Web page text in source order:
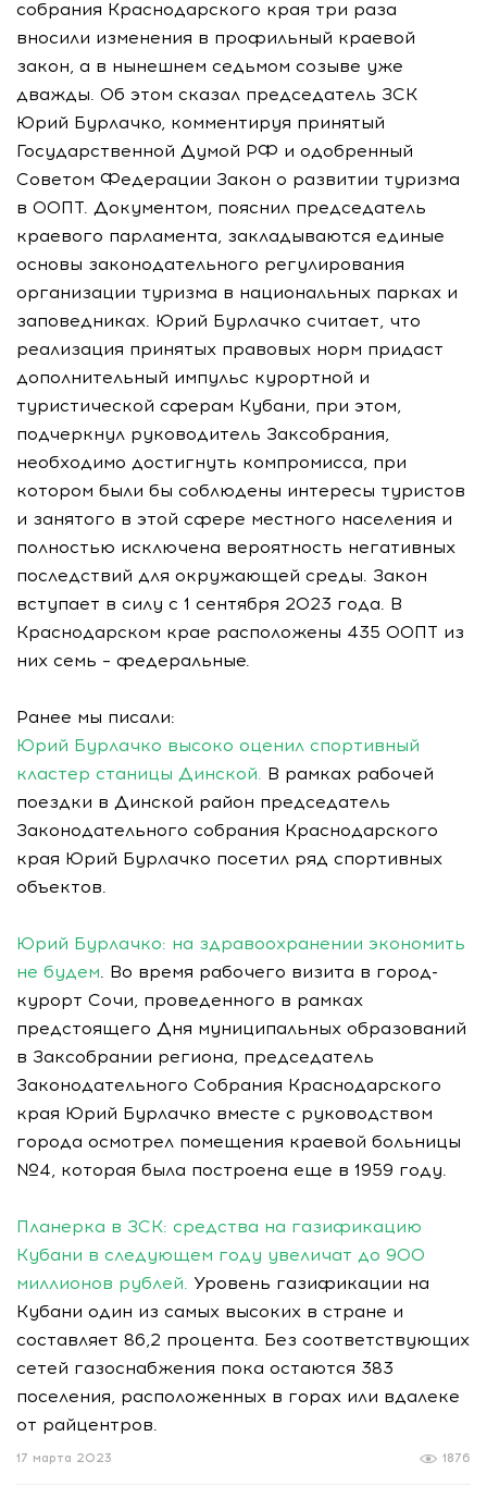
собрания Краснодарского края три раза
вносили изменения в профильный краевой
закон, а в нынешнем седьмом созыве уже
дважды. Об этом сказал председатель ЗСК
Юрий Бурлачко, комментируя принятый
Государственной Думой РФ и одобренный
Советом Федерации Закон о развитии туризма
в ООПТ. Документом, пояснил председатель
краевого парламента, закладываются единые
основы законодательного регулирования
организации туризма в национальных парках и
заповедниках. Юрий Бурлачко считает, что
реализация принятых правовых норм придаст
дополнительный импульс курортной и
туристической сферам Кубани, при этом,
подчеркнул руководитель Заксобрания,
необходимо достигнуть компромисса, при
котором были бы соблюдены интересы туристов
и занятого в этой сфере местного населения и
полностью исключена вероятность негативных
последствий для окружающей среды. Закон
вступает в силу с 1 сентября 2023 года. В
Краснодарском крае расположены 435 ООПТ из
них семь – федеральные.
Ранее мы писали:
Юрий Бурлачко высоко оценил спортивный
кластер станицы Динской. В рамках рабочей
поездки в Динской район председатель
Законодательного собрания Краснодарского
края Юрий Бурлачко посетил ряд спортивных
объектов.
Юрий Бурлачко: на здравоохранении экономить
не будем . Во время рабочего визита в город-
курорт Сочи, проведенного в рамках
предстоящего Дня муниципальных образований
в Заксобрании региона, председатель
Законодательного Собрания Краснодарского
края Юрий Бурлачко вместе с руководством
города осмотрел помещения краевой больницы
№4, которая была построена еще в 1959 году.
Планерка в ЗСК: средства на газификацию
Кубани в следующем году увеличат до 900
миллионов рублей. Уровень газификации на
Кубани один из самых высоких в стране и
составляет 86,2 процента. Без соответствующих
сетей газоснабжения пока остаются 383
поселения, расположенных в горах или вдалеке
от райцентров.
1876
17 марта 2023